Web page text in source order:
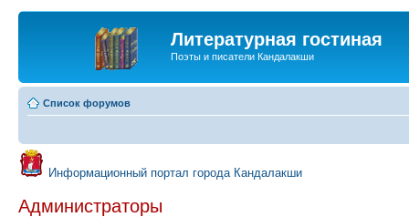
Литературная гостиная
Поэты и писатели Кандалакши
Список форумов
Информационный портал города Кандалакши
Администраторы